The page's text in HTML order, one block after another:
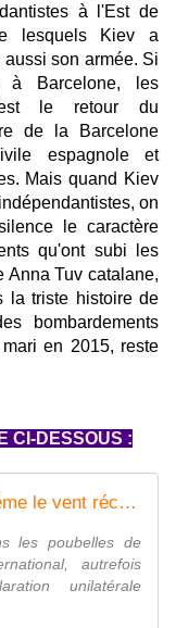
à l'Est de
lesquels Kiev a
son armée. Si
à Barcelone, les
le retour du
de la Barcelone
espagnole et
Mais quand Kiev
on
le caractère
qu'ont subi les
Tuv catalane,
la triste histoire de
bombardements
en 2015, reste
CI-DESSOUS :
La Catalogne et le Kosovo : qui sème le vent récolte la tempête
les poubelles de
autrefois
unilatérale